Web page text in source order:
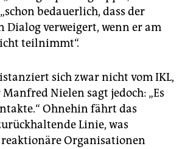
bedauerlich, dass der
verweigert, wenn er am
teilnimmt“.
sich zwar nicht vom IKL,
Nielen sagt jedoch: „Es
Ohnehin fährt das
Linie, was
Organisationen